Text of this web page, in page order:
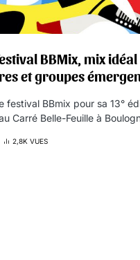
BBMix, mix
et groupes
festival BBmix pour sa 13°
Carré Belle-Feuille à
2,8K VUES